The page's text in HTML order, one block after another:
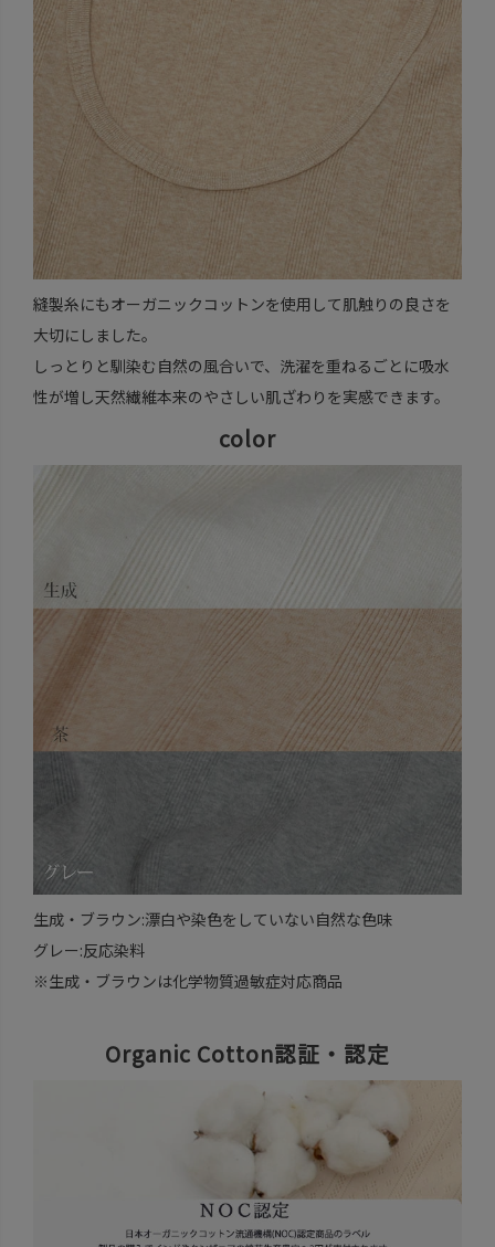
縫製糸にもオーガニックコットンを使用して肌触りの良さを
大切にしました。
しっとりと馴染む自然の風合いで、洗濯を重ねるごとに吸水
性が増し天然繊維本来のやさしい肌ざわりを実感できます。
color
生成・ブラウン:漂白や染色をしていない自然な色味
グレー:反応染料
※生成・ブラウンは化学物質過敏症対応商品
Organic Cotton認証・認定